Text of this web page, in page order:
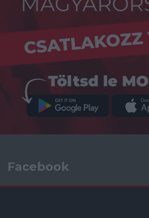
Facebook